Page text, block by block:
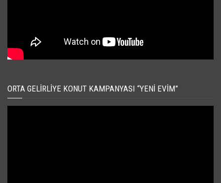
ORTA GELIRLIYE KONUT KAMPANYASI “YENI EVIM”